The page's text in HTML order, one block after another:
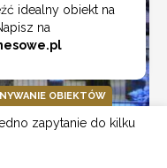
idealny obiekt na
na
OBIEKTÓW
zapytanie do kilku